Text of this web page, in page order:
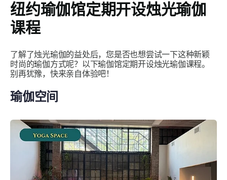
纽约瑜伽馆定期开设烛光瑜伽
课程
了解了烛光瑜伽的益处后，您是否也想尝试一下这种新颖
时尚的瑜伽方式呢？以下瑜伽馆定期开设烛光瑜伽课程。
别再犹豫，快来亲自体验吧！
瑜伽空间